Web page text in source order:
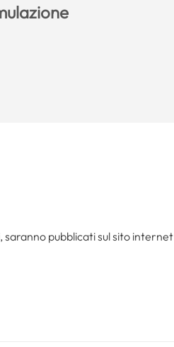
saranno pubblicati sul sito internet